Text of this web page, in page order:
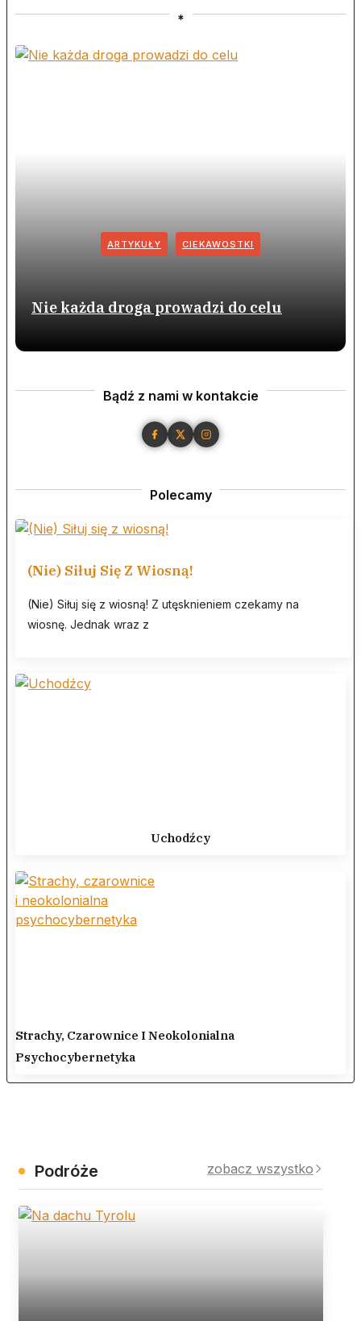
*
ARTYKUŁY CIEKAWOSTKI
Nie każda droga prowadzi do celu
Bądź z nami w kontakcie
Polecamy
(Nie) Siłuj Się Z Wiosną!
(Nie) Siłuj się z wiosną! Z utęsknieniem czekamy na
wiosnę. Jednak wraz z
Uchodźcy
Strachy, Czarownice I Neokolonialna
Psychocybernetyka
Podróże zobacz wszystko